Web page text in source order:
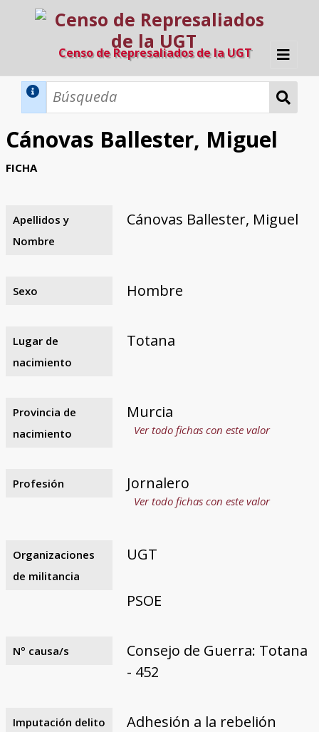
Censo de Represaliados de la UGT
Inicio
Razones y objetivos
El equipo
Colaboradores
Fuentes documentales
Cánovas Ballester, Miguel
FICHA
Apellidos y
Nombre
Cánovas Ballester, Miguel
Sexo Hombre
Lugar de
nacimiento
Totana
Provincia de
nacimiento
Murcia
Ver todo fichas con este valor
Profesión Jornalero
Ver todo fichas con este valor
Organizaciones
de militancia
UGT
PSOE
Nº causa/s
Consejo de Guerra: Totana
- 452
Imputación delito Adhesión a la rebelión